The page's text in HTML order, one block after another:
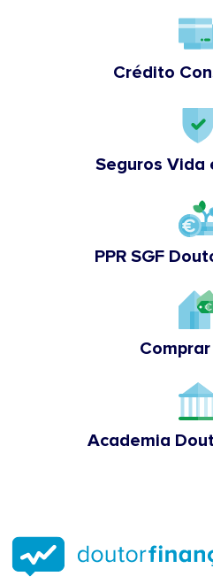
Crédito
Seguros Vida
PPR SGF
Academia